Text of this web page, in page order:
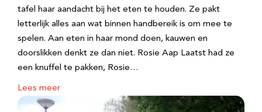
tafel haar aandacht bij het eten te houden. Ze pakt
letterlijk alles aan wat binnen handbereik is om mee te
spelen. Aan eten in haar mond doen, kauwen en
doorslikken denkt ze dan niet. Rosie Aap Laatst had ze
een knuffel te pakken, Rosie…
Lees meer